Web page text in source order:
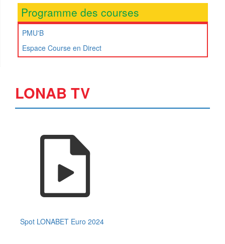
Programme des courses
PMU'B
Espace Course en Direct
LONAB TV
Spot LONABET Euro 2024